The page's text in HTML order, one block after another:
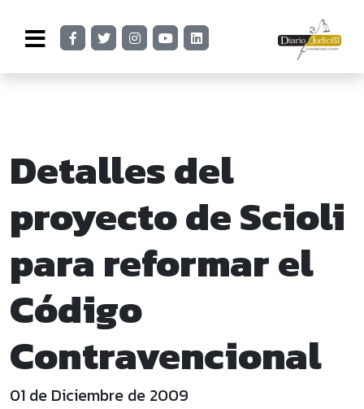
Detalles del
proyecto de Scioli
para reformar el
Código
Contravencional
01 de Diciembre de 2009